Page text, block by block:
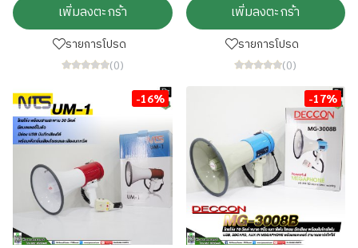
เพิ่มลงตะกร้า
รายการโปรด
(0)
เพิ่มลงตะกร้า
รายการโปรด
(0)
-16% -17%